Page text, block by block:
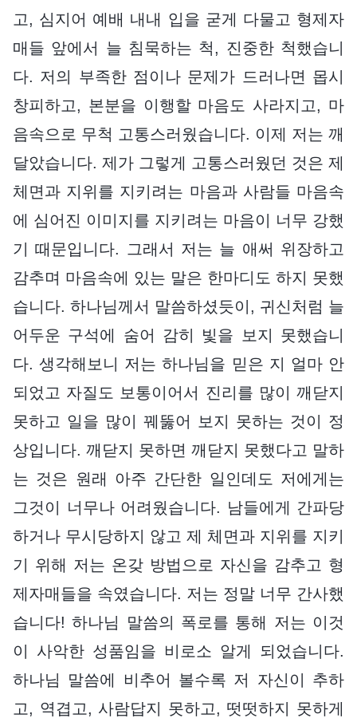
고, 심지어 예배 내내 입을 굳게 다물고 형제자
매들 앞에서 늘 침묵하는 척, 진중한 척했습니
다. 저의 부족한 점이나 문제가 드러나면 몹시
창피하고, 본분을 이행할 마음도 사라지고, 마
음속으로 무척 고통스러웠습니다. 이제 저는 깨
달았습니다. 제가 그렇게 고통스러웠던 것은 제
체면과 지위를 지키려는 마음과 사람들 마음속
에 심어진 이미지를 지키려는 마음이 너무 강했
기 때문입니다. 그래서 저는 늘 애써 위장하고
감추며 마음속에 있는 말은 한마디도 하지 못했
습니다. 하나님께서 말씀하셨듯이, 귀신처럼 늘
어두운 구석에 숨어 감히 빛을 보지 못했습니
다. 생각해보니 저는 하나님을 믿은 지 얼마 안
되었고 자질도 보통이어서 진리를 많이 깨닫지
못하고 일을 많이 꿰뚫어 보지 못하는 것이 정
상입니다. 깨닫지 못하면 깨닫지 못했다고 말하
는 것은 원래 아주 간단한 일인데도 저에게는
그것이 너무나 어려웠습니다. 남들에게 간파당
하거나 무시당하지 않고 제 체면과 지위를 지키
기 위해 저는 온갖 방법으로 자신을 감추고 형
제자매들을 속였습니다. 저는 정말 너무 간사했
습니다! 하나님 말씀의 폭로를 통해 저는 이것
이 사악한 성품임을 비로소 알게 되었습니다.
하나님 말씀에 비추어 볼수록 저 자신이 추하
고, 역겹고, 사람답지 못하고, 떳떳하지 못하게